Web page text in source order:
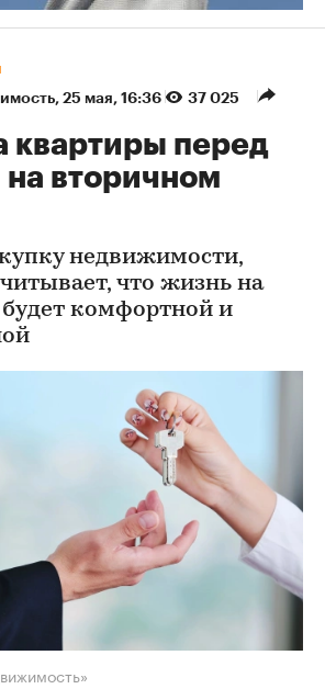
⁠, 25 мая, 16:36 37 025
квартиры перед
на вторичном
недвижимости,
что жизнь на
комфортной и